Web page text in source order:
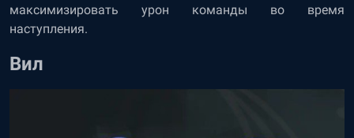
максимизировать урон команды во время
наступления.
Вил